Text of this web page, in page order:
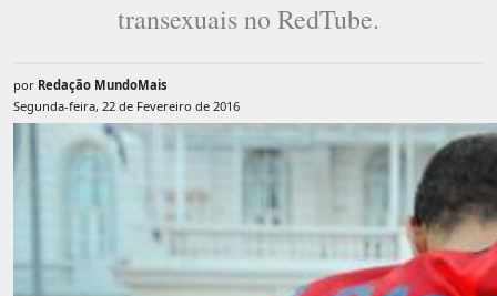
transexuais no RedTube.
por Redação MundoMais
Segunda-feira, 22 de Fevereiro de 2016